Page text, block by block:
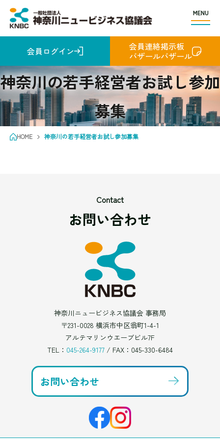
MENU
会員ログイン
会員連絡掲示板
バザールバザール
神奈川の若手経営者お試し参加
募集
HOME 神奈川の若手経営者お試し参加募集
Contact
お問い合わせ
神奈川ニュービジネス協議会 事務局
〒231-0028 横浜市中区翁町1-4-1
アルテマリンウエーブビル7F
TEL： 045-264-9177 / FAX：045-330-6484
お問い合わせ